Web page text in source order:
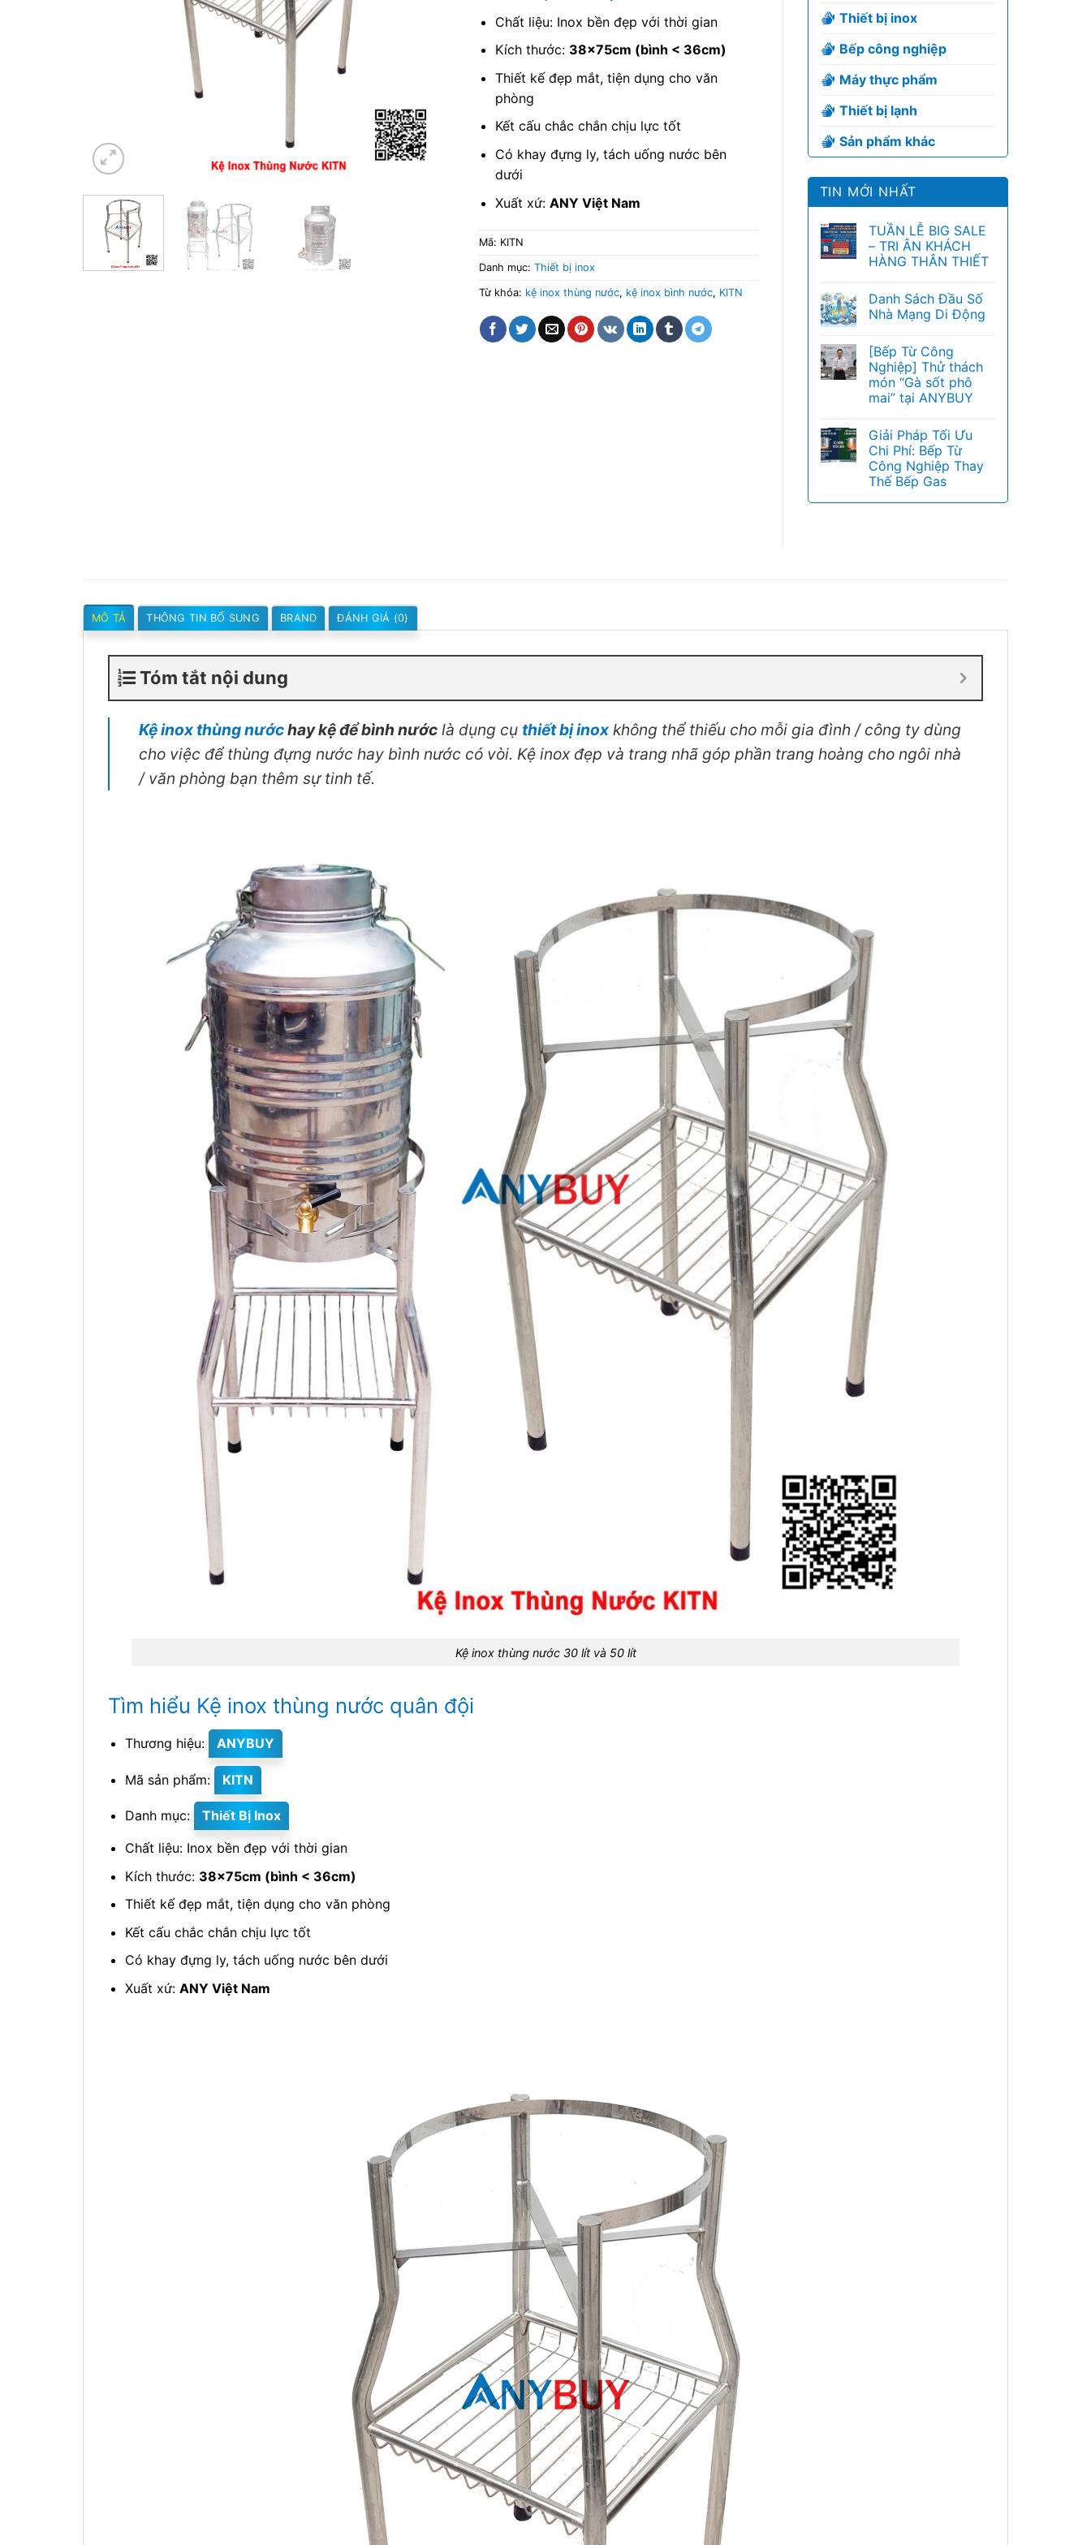
Chất liệu: Inox bền đẹp với thời gian
Kích thước: 38x75cm (bình < 36cm)
Thiết kế đẹp mắt, tiện dụng cho văn
phòng
Kết cấu chắc chắn chịu lực tốt
Có khay đựng ly, tách uống nước bên
dưới
Xuất xứ:ANY Việt Nam
Mã: KITN
Danh mục: Thiết bị inox
Từ khóa: kệ inox thùng nước, kệ inox bình nước, KITN
Thiết bị inox
Bếp công nghiệp
Máy thực phẩm
Thiết bị lạnh
Sản phẩm khác
TIN MỚI NHẤT
TUẦN LỄ BIG SALE
– TRI ÂN KHÁCH
HÀNG THÂN THIẾT
Danh Sách Đầu Số
Nhà Mạng Di Động
[Bếp Từ Công
Nghiệp] Thử thách
món “Gà sốt phô
mai” tại ANYBUY
Giải Pháp Tối Ưu
Chi Phí: Bếp Từ
Công Nghiệp Thay
Thế Bếp Gas
MÔ TẢ THÔNG TIN BỔ SUNG BRAND ĐÁNH GIÁ (0)
Tóm tắt nội dung
Kệ inox thùng nướchay kệ để bình nước là dụng cụ thiết bị inox không thể thiếu cho mỗi gia đình / công ty dùng
cho việc để thùng đựng nước hay bình nước có vòi. Kệ inox đẹp và trang nhã góp phần trang hoàng cho ngôi nhà
/ văn phòng bạn thêm sự tinh tế.
Kệ inox thùng nước 30 lít và 50 lít
Tìm hiểu Kệ inox thùng nước quân đội
Thương hiệu: ANYBUY
Mã sản phẩm: KITN
Danh mục:
Thiết Bị Inox
Chất liệu: Inox bền đẹp với thời gian
Kích thước: 38x75cm (bình < 36cm)
Thiết kế đẹp mắt, tiện dụng cho văn phòng
Kết cấu chắc chắn chịu lực tốt
Có khay đựng ly, tách uống nước bên dưới
Xuất xứ: ANY Việt Nam